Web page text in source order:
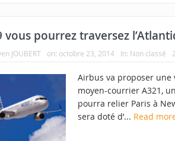
vous pourrez traversez
JOUBERT on: octobre 23, 2014 In: Non classé
Airbus va proposer une
moyen-courrier A321,
pourra relier Paris à
sera doté d’... Read